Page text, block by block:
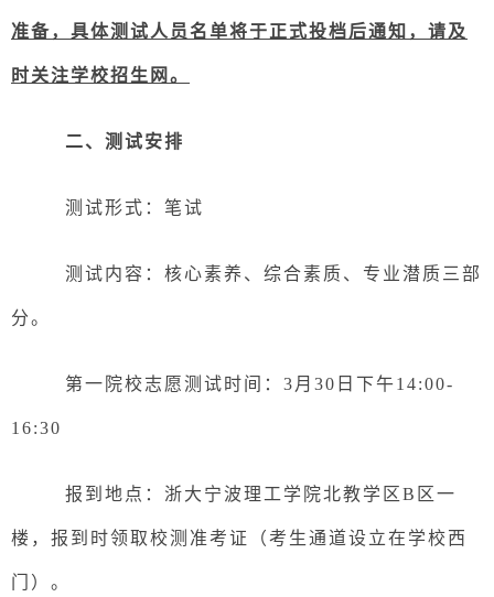
准备，具体测试人员名单将于正式投档后通知，请及
时关注学校招生网。
二、 测试安排
测试形式：笔试
测试内容：核心素养、综合素质、专业潜质三部
分。
第一院校志愿测试时间： 3月30 日下午14:00-
16:30
报到地点：浙大宁波理工学院北教学区B区一
楼，报到时领取校测准考证（考生通道设立在学校西
门）。